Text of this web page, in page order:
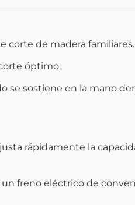
corte de madera familiares.
óptimo.
se sostiene en la mano
rápidamente la
freno eléctrico de